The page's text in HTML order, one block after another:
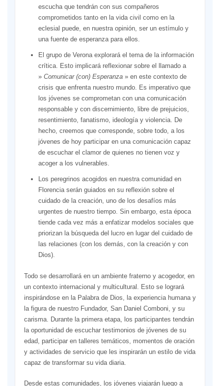
escucha que tendrán con sus compañeros
comprometidos tanto en la vida civil como en la
eclesial puede, en nuestra opinión, ser un estímulo y
una fuente de esperanza para ellos.
El grupo de Verona explorará el tema de la información
crítica. Esto implicará reflexionar sobre el llamado a
»Comunicar (con) Esperanza » en este contexto de
crisis que enfrenta nuestro mundo. Es imperativo que
los jóvenes se comprometan con una comunicación
responsable y con discernimiento, libre de prejuicios,
resentimiento, fanatismo, ideología y violencia. De
hecho, creemos que corresponde, sobre todo, a los
jóvenes de hoy participar en una comunicación capaz
de escuchar el clamor de quienes no tienen voz y
acoger a los vulnerables.
Los peregrinos acogidos en nuestra comunidad en
Florencia serán guiados en su reflexión sobre el
cuidado de la creación, uno de los desafíos más
urgentes de nuestro tiempo. Sin embargo, esta época
tiende cada vez más a enfatizar modelos sociales que
priorizan la búsqueda del lucro en lugar del cuidado de
las relaciones (con los demás, con la creación y con
Dios).
Todo se desarrollará en un ambiente fraterno y acogedor, en
un contexto internacional y multicultural. Esto se logrará
inspirándose en la Palabra de Dios, la experiencia humana y
la figura de nuestro Fundador, San Daniel Comboni, y su
carisma. Durante la primera etapa, los participantes tendrán
la oportunidad de escuchar testimonios de jóvenes de su
edad, participar en talleres temáticos, momentos de oración
y actividades de servicio que les inspirarán un estilo de vida
capaz de transformar su vida diaria.
Desde estas comunidades, los jóvenes viajarán luego a